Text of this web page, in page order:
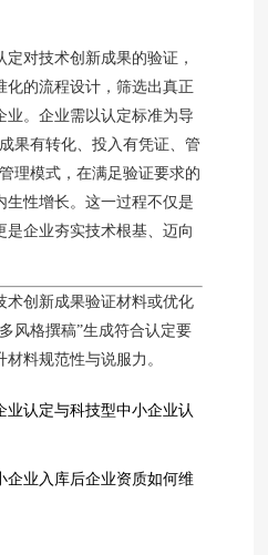
对技术创新成果的验证，
化的流程设计，筛选出真正
业。企业需以认定标准为导
果有转化、投入有凭证、管
理模式，在满足验证要求的
生性增长。这一过程不仅是
是企业夯实技术根基、迈向
术创新成果验证材料或优化
风格撰稿”生成符合认定要
料规范性与说服力。
业认定与科技型中小企业认
企业入库后企业资质如何维